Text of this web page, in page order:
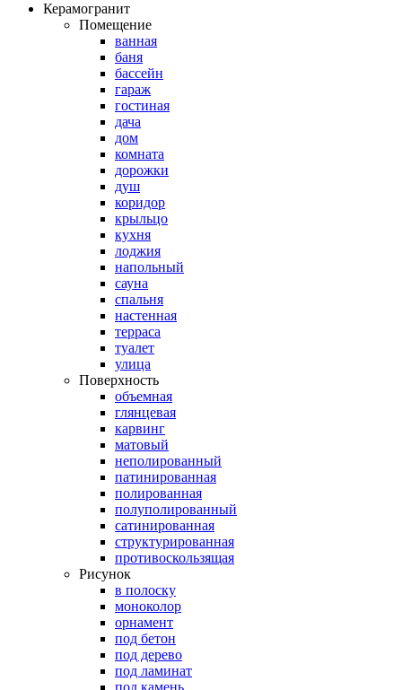
Керамогранит
Помещение
ванная
баня
бассейн
гараж
гостиная
дача
дом
комната
дорожки
душ
коридор
крыльцо
кухня
лоджия
напольный
сауна
спальня
настенная
терраса
туалет
улица
Поверхность
объемная
глянцевая
карвинг
матовый
неполированный
патинированная
полированная
полуполированный
сатинированная
структурированная
противоскользящая
Рисунок
в полоску
моноколор
орнамент
под бетон
под дерево
под ламинат
под камень